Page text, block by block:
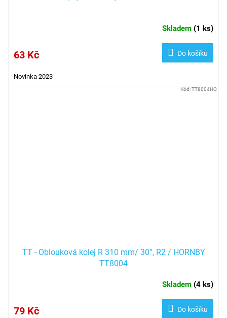
Skladem (1 ks)
63 Kč Do košíku
Novinka 2023
TT - Oblouková kolej R 310 mm/ 30°, R2 / HORNBY
TT8004
Skladem (4 ks)
79 Kč Do košíku
Kód:TT8004HO